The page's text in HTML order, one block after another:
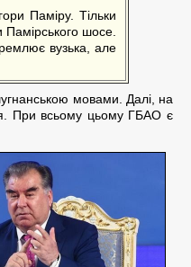
Паміру. Тільки
шосе.
вузька, але
мовами. Далі, на
При всьому цьому ГБАО є